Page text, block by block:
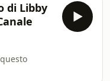
di Libby